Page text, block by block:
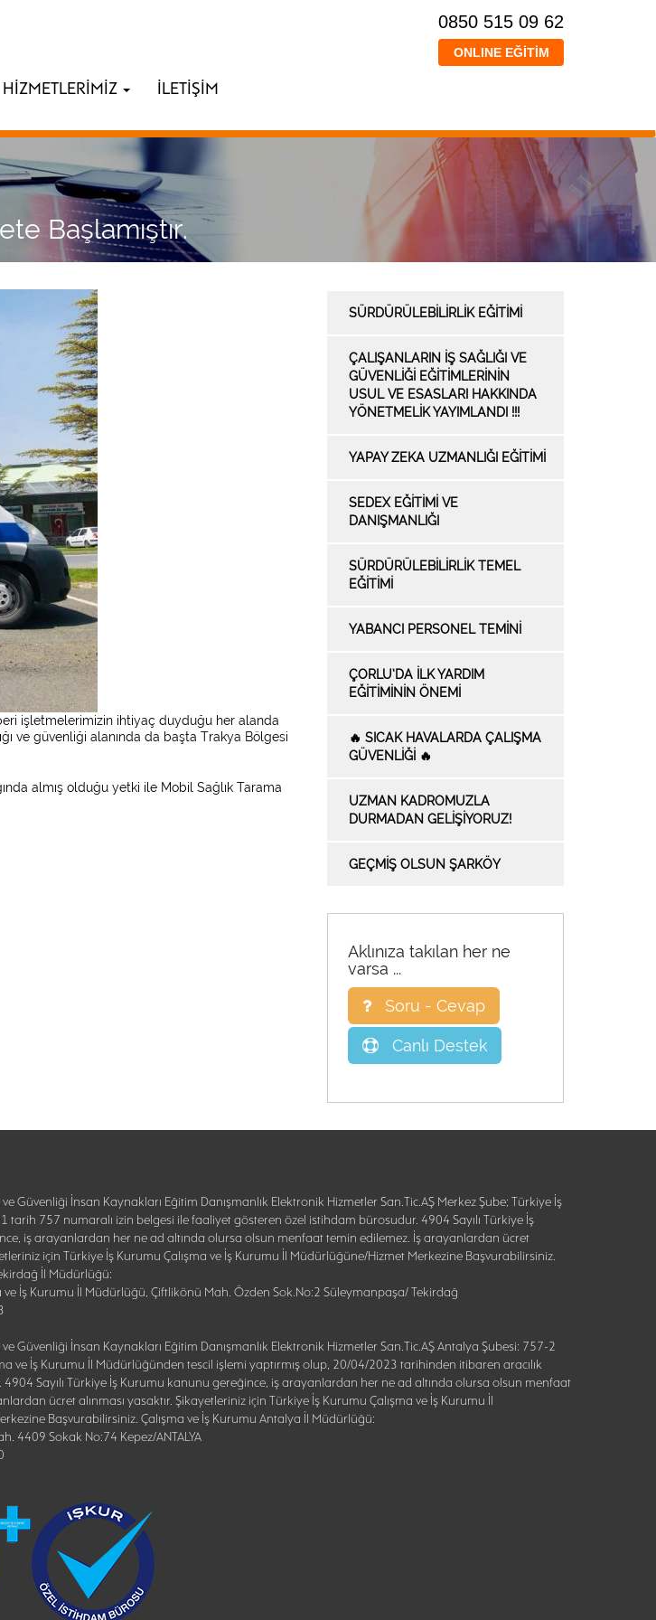
0850 515 09 62
ONLINE EĞİTİM
HİZMETLERİMİZ İLETİŞİM
Başlamıştır.
işletmelerimizin ihtiyaç duyduğu her alanda
ve güvenliği alanında da başta Trakya Bölgesi
almış olduğu yetki ile Mobil Sağlık Tarama
SÜRDÜRÜLEBILIRLIK EĞITIMI
ÇALIŞANLARIN İŞ SAĞLIĞI VE
GÜVENLİĞİ EĞİTİMLERİNİN
USUL VE ESASLARI HAKKINDA
YÖNETMELİK YAYIMLANDI !!!
YAPAY ZEKA UZMANLIĞI EĞITIMI
SEDEX EĞITIMI VE
DANIŞMANLIĞI
SÜRDÜRÜLEBILIRLIK TEMEL
EĞITIMI
YABANCI PERSONEL TEMINI
ÇORLU’DA İLK YARDIM
EĞITIMININ ÖNEMI
🔥 SICAK HAVALARDA ÇALIŞMA
GÜVENLIĞI 🔥
UZMAN KADROMUZLA
DURMADAN GELIŞIYORUZ!
GEÇMİŞ OLSUN ŞARKÖY
Aklınıza takılan her ne
varsa ...
Soru - Cevap
Canlı Destek
ve Güvenliği İnsan Kaynakları Eğitim Danışmanlık Elektronik Hizmetler San.Tic.AŞ Merkez Şube; Türkiye İş
tarih 757 numaralı izin belgesi ile faaliyet gösteren özel istihdam bürosudur. 4904 Sayılı Türkiye İş
iş arayanlardan her ne ad altında olursa olsun menfaat temin edilemez. İş arayanlardan ücret
için Türkiye İş Kurumu Çalışma ve İş Kurumu İl Müdürlüğüne/Hizmet Merkezine Başvurabilirsiniz.
İl Müdürlüğü:
ve İş Kurumu İl Müdürlüğü, Çiftlikönü Mah. Özden Sok.No:2 Süleymanpaşa/ Tekirdağ
ve Güvenliği İnsan Kaynakları Eğitim Danışmanlık Elektronik Hizmetler San.Tic.AŞ Antalya Şubesi: 757-2
ve İş Kurumu İl Müdürlüğünden tescil işlemi yaptırmış olup, 20/04/2023 tarihinden itibaren aracılık
Sayılı Türkiye İş Kurumu kanunu gereğince, iş arayanlardan her ne ad altında olursa olsun menfaat
ücret alınması yasaktır. Şikayetleriniz için Türkiye İş Kurumu Çalışma ve İş Kurumu İl
Başvurabilirsiniz. Çalışma ve İş Kurumu Antalya İl Müdürlüğü:
4409 Sokak No:74 Kepez/ANTALYA